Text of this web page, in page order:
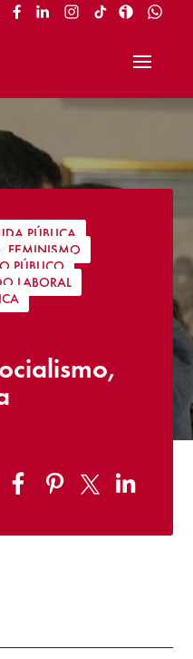
PÚBLICA
FEMINISMO
PÚBLICO
|
LABORAL
|